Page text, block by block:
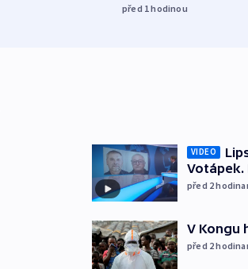
před 1hodinou
VIDEO
Votápek.
před 2
V Kongu
před 2